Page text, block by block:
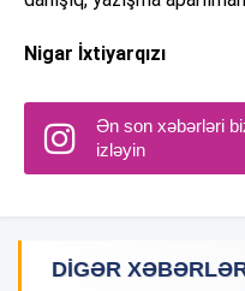
Nigar İxtiyarqızı
Ən son xəbərləri
izləyin
DIGƏR